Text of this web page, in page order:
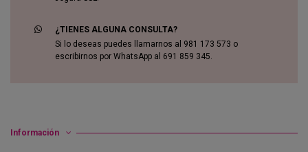
¿TIENES ALGUNA CONSULTA?
Si lo deseas puedes llamarnos al 981 173 573 o
escribirnos por WhatsApp al 691 859 345.
Información